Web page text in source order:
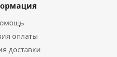
оплаты
доставки